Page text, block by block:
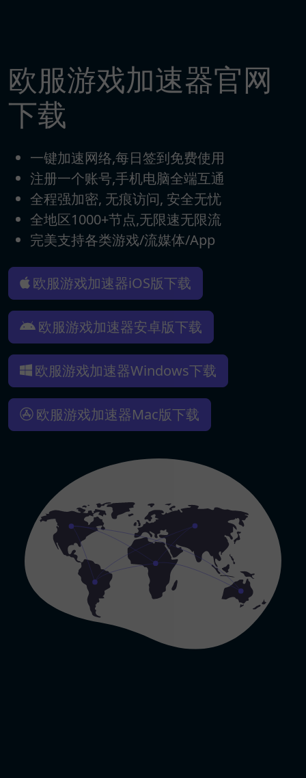
欧服游戏加速器官网
下载
一键加速网络,每日签到免费使用
注册一个账号,手机电脑全端互通
全程强加密, 无痕访问, 安全无忧
全地区1000+节点,无限速无限流
完美支持各类游戏/流媒体/App
欧服游戏加速器iOS版下载
欧服游戏加速器安卓版下载
欧服游戏加速器Windows下载
欧服游戏加速器Mac版下载